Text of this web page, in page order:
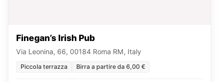
Finegan’s Irish Pub
Via Leonina, 66, 00184 Roma RM, Italy
Piccola terrazza Birra a partire da 6,00 €